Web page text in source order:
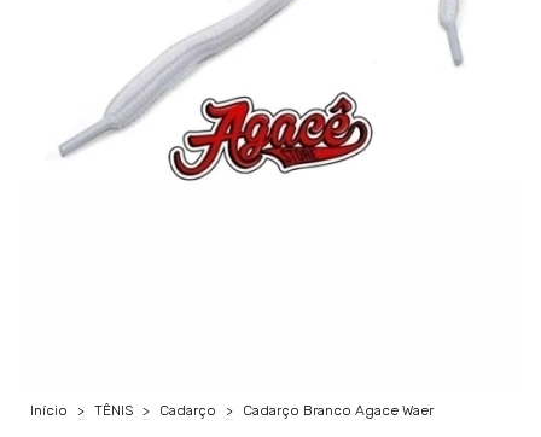
Início > TÊNIS > Cadarço > Cadarço Branco Agace Waer